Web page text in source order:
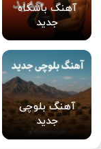
آهنگ باشگاه
جدید
آهنگ بلوچی
جدید